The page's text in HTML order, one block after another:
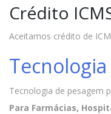
Crédito
Aceitamos crédito de
Tecnologia de pesagem
Para Farmácias,